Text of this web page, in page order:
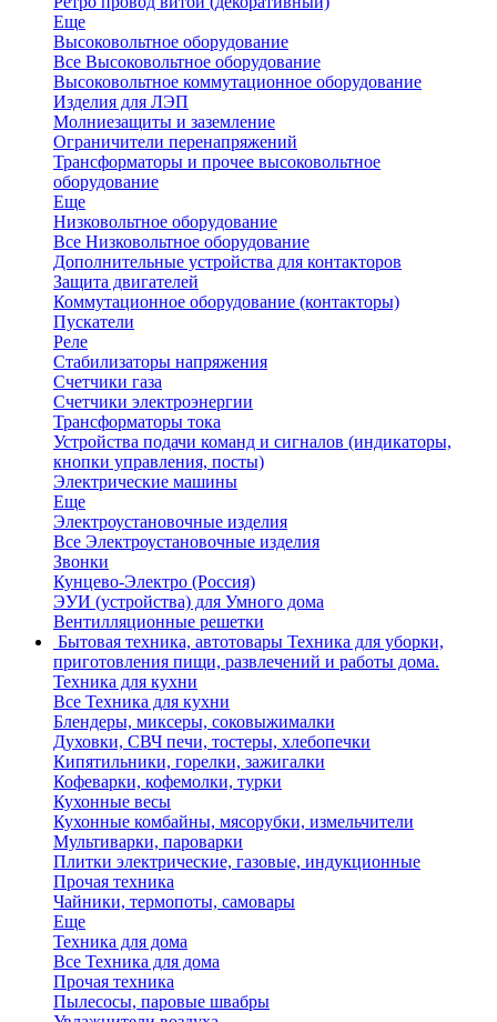
Еще
Высоковольтное оборудование
Все Высоковольтное оборудование
Высоковольтное коммутационное оборудование
Изделия для ЛЭП
Молниезащиты и заземление
Ограничители перенапряжений
Трансформаторы и прочее высоковольтное
оборудование
Еще
Низковольтное оборудование
Все Низковольтное оборудование
Дополнительные устройства для контакторов
Защита двигателей
Коммутационное оборудование (контакторы)
Пускатели
Реле
Стабилизаторы напряжения
Счетчики газа
Счетчики электроэнергии
Трансформаторы тока
Устройства подачи команд и сигналов (индикаторы,
кнопки управления, посты)
Электрические машины
Еще
Электроустановочные изделия
Все Электроустановочные изделия
Звонки
Кунцево-Электро (Россия)
ЭУИ (устройства) для Умного дома
Вентилляционные решетки
Бытовая техника, автотовары Техника для уборки,
приготовления пищи, развлечений и работы дома.
Техника для кухни
Все Техника для кухни
Блендеры, миксеры, соковыжималки
Духовки, СВЧ печи, тостеры, хлебопечки
Кипятильники, горелки, зажигалки
Кофеварки, кофемолки, турки
Кухонные весы
Кухонные комбайны, мясорубки, измельчители
Мультиварки, пароварки
Плитки электрические, газовые, индукционные
Прочая техника
Чайники, термопоты, самовары
Еще
Техника для дома
Все Техника для дома
Прочая техника
Пылесосы, паровые швабры